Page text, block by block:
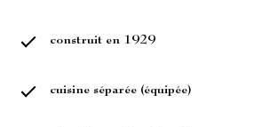
construit en 1929
cuisine séparée (équipée)